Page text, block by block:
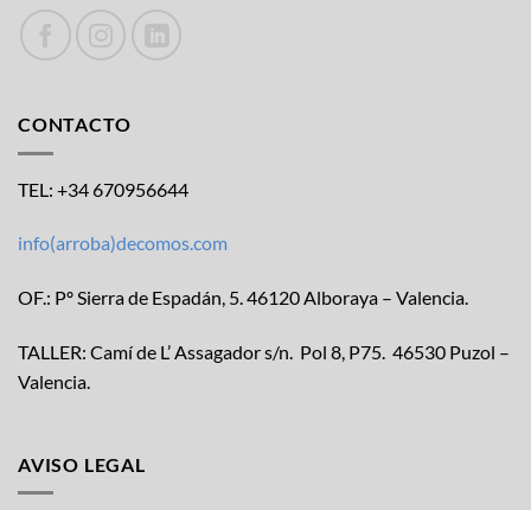
CONTACTO
TEL: +34 670956644
info(arroba)decomos.com
OF.: Pº Sierra de Espadán, 5. 46120 Alboraya – Valencia.
TALLER: Camí de L’ Assagador s/n. Pol 8, P75. 46530 Puzol –
Valencia.
AVISO LEGAL